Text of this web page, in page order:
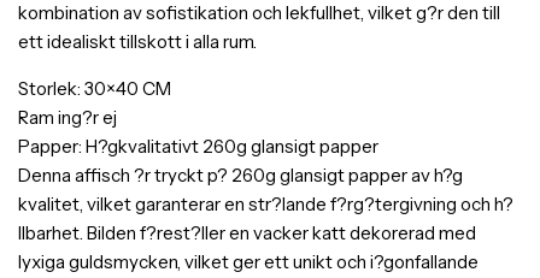
kombination av sofistikation och lekfullhet, vilket g?r den till
ett idealiskt tillskott i alla rum.
Storlek: 30×40 CM
Ram ing?r ej
Papper: H?gkvalitativt 260g glansigt papper
Denna affisch ?r tryckt p? 260g glansigt papper av h?g
kvalitet, vilket garanterar en str?lande f?rg?tergivning och h?
llbarhet. Bilden f?rest?ller en vacker katt dekorerad med
lyxiga guldsmycken, vilket ger ett unikt och i?gonfallande